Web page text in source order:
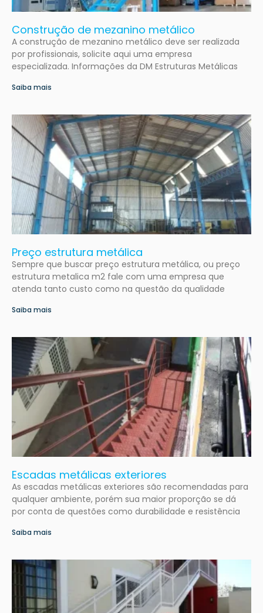
Construção de mezanino metálico
A construção de mezanino metálico deve ser realizada
por profissionais, solicite aqui uma empresa
especializada. Informações da DM Estruturas Metálicas
Saiba mais
Preço estrutura metálica
Sempre que buscar preço estrutura metálica, ou preço
estrutura metalica m2 fale com uma empresa que
atenda tanto custo como na questão da qualidade
Saiba mais
Escadas metálicas exteriores
As escadas metálicas exteriores são recomendadas para
qualquer ambiente, porém sua maior proporção se dá
por conta de questões como durabilidade e resistência
Saiba mais